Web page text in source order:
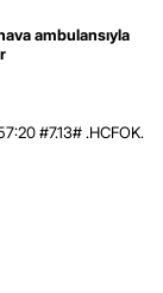
ambulansıyla
#7.13# .HCFOK.